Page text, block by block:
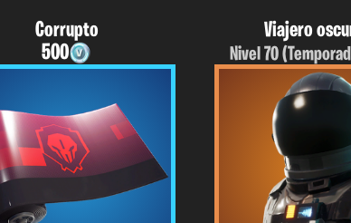
Corrupto
500
Viajero
Nivel 70